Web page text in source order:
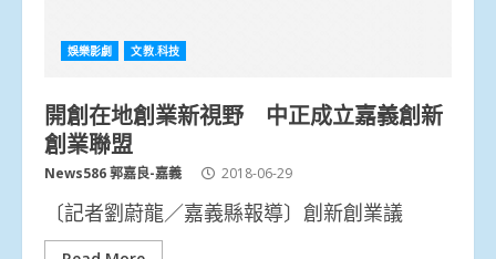
娛樂影劇 文教.科技
開創在地創業新視野 中正成立嘉義創新
創業聯盟
News586 郭嘉良-嘉義 2018-06-29
〔記者劉蔚龍／嘉義縣報導〕創新創業議